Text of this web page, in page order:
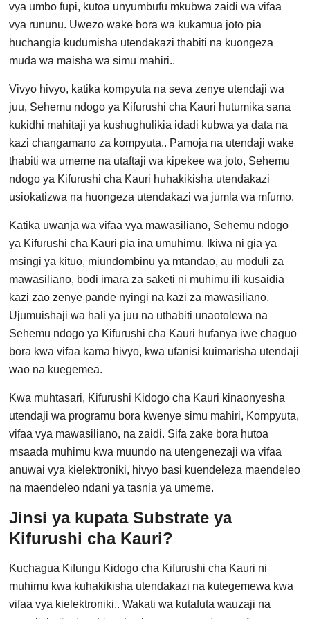
vya umbo fupi, kutoa unyumbufu mkubwa zaidi wa vifaa
vya rununu. Uwezo wake bora wa kukamua joto pia
huchangia kudumisha utendakazi thabiti na kuongeza
muda wa maisha wa simu mahiri..
Vivyo hivyo, katika kompyuta na seva zenye utendaji wa
juu, Sehemu ndogo ya Kifurushi cha Kauri hutumika sana
kukidhi mahitaji ya kushughulikia idadi kubwa ya data na
kazi changamano za kompyuta.. Pamoja na utendaji wake
thabiti wa umeme na utaftaji wa kipekee wa joto, Sehemu
ndogo ya Kifurushi cha Kauri huhakikisha utendakazi
usiokatizwa na huongeza utendakazi wa jumla wa mfumo.
Katika uwanja wa vifaa vya mawasiliano, Sehemu ndogo
ya Kifurushi cha Kauri pia ina umuhimu. Ikiwa ni gia ya
msingi ya kituo, miundombinu ya mtandao, au moduli za
mawasiliano, bodi imara za saketi ni muhimu ili kusaidia
kazi zao zenye pande nyingi na kazi za mawasiliano.
Ujumuishaji wa hali ya juu na uthabiti unaotolewa na
Sehemu ndogo ya Kifurushi cha Kauri hufanya iwe chaguo
bora kwa vifaa kama hivyo, kwa ufanisi kuimarisha utendaji
wao na kuegemea.
Kwa muhtasari, Kifurushi Kidogo cha Kauri kinaonyesha
utendaji wa programu bora kwenye simu mahiri, Kompyuta,
vifaa vya mawasiliano, na zaidi. Sifa zake bora hutoa
msaada muhimu kwa muundo na utengenezaji wa vifaa
anuwai vya kielektroniki, hivyo basi kuendeleza maendeleo
na maendeleo ndani ya tasnia ya umeme.
Jinsi ya kupata Substrate ya
Kifurushi cha Kauri?
Kuchagua Kifungu Kidogo cha Kifurushi cha Kauri ni
muhimu kwa kuhakikisha utendakazi na kutegemewa kwa
vifaa vya kielektroniki.. Wakati wa kutafuta wauzaji na